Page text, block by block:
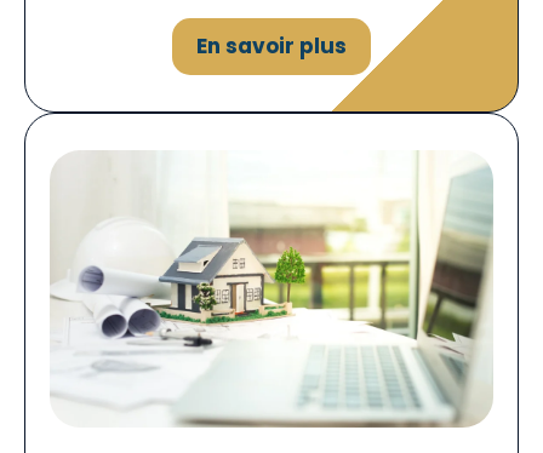
En savoir plus